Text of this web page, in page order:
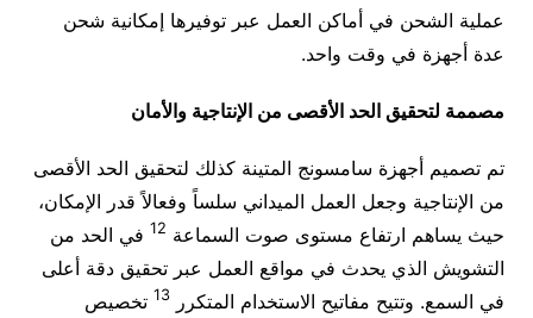
عملية الشحن في أماكن العمل عبر توفيرها إمكانية شحن
عدة أجهزة في وقت واحد.
مصممة لتحقيق الحد الأقصى من الإنتاجية والأمان
تم تصميم أجهزة سامسونج المتينة كذلك لتحقيق الحد الأقصى
من الإنتاجية وجعل العمل الميداني سلساً وفعالاً قدر الإمكان،
حيث يساهم ارتفاع مستوى صوت السماعة 12 في الحد من
التشويش الذي يحدث في مواقع العمل عبر تحقيق دقة أعلى
في السمع. وتتيح مفاتيح الاستخدام المتكرر
13 تخصيص